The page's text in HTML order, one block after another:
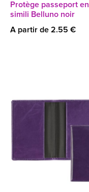
Protège passeport en
simili Belluno noir
A partir de 2.55 €